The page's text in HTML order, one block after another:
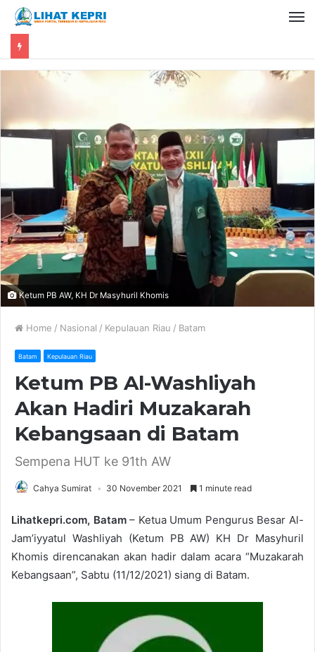
Ketum PB AW, KH Dr Masyhuril Khomis
Home / Nasional / Kepulauan Riau / Batam
Batam Kepulauan Riau
Ketum PB Al-Washliyah
Akan Hadiri Muzakarah
Kebangsaan di Batam
Sempena HUT ke 91th AW
Cahya Sumirat 30 November 2021 1 minute read
Lihatkepri.com, Batam– Ketua Umum Pengurus Besar Al-
Jam’iyyatul Washliyah (Ketum PB AW) KH Dr Masyhuril
Khomis direncanakan akan hadir dalam acara “Muzakarah
Kebangsaan”, Sabtu (11/12/2021) siang di Batam.